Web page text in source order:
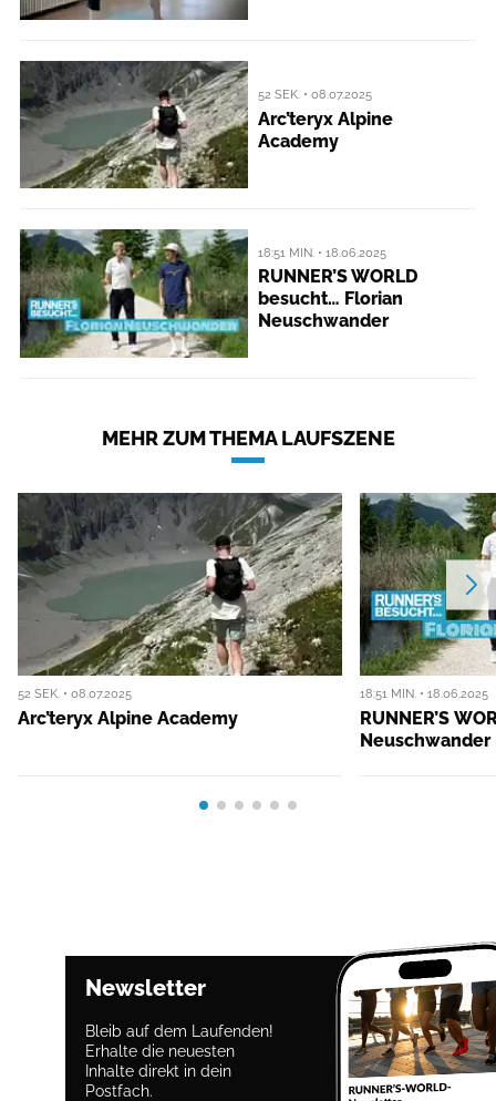
52 SEK. • 08.07.2025
Arc’teryx Alpine
Academy
18:51 MIN. • 18.06.2025
RUNNER’S WORLD
besucht… Florian
Neuschwander
MEHR ZUM THEMA LAUFSZENE
52 SEK. • 08.07.2025
Arc’teryx Alpine Academy
18:51 MIN. • 18.06.2025
RUNNER’S
Neuschwander
Newsletter
Bleib auf dem Laufenden!
Erhalte die neuesten
Inhalte direkt in dein
Postfach.